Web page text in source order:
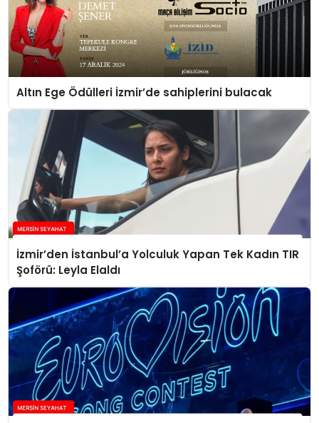
Altın Ege Ödülleri İzmir’de sahiplerini bulacak
İzmir’den İstanbul’a Yolculuk Yapan Tek Kadın TIR
Şoförü: Leyla Elaldı